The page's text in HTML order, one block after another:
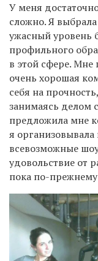
У меня
сложно. Я
ужасный уровень
профильного
в этой сфере. Мне
очень хорошая
себя на
занимаясь делом
предложила мне
я
всевозможные
удовольствие от
пока по-